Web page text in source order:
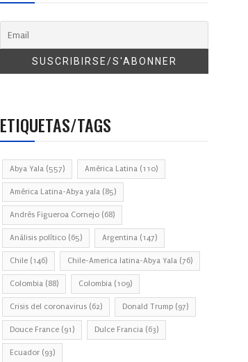
ETIQUETAS/TAGS
Abya Yala (557) América Latina (110)
América Latina-Abya yala (85)
Andrés Figueroa Cornejo (68)
Análisis político (65) Argentina (147)
Chile (146) Chile-America latina-Abya Yala (76)
Colombia (88) Colombia (109)
Crisis del coronavirus (62) Donald Trump (97)
Douce France (91) Dulce Francia (63)
Ecuador (93)